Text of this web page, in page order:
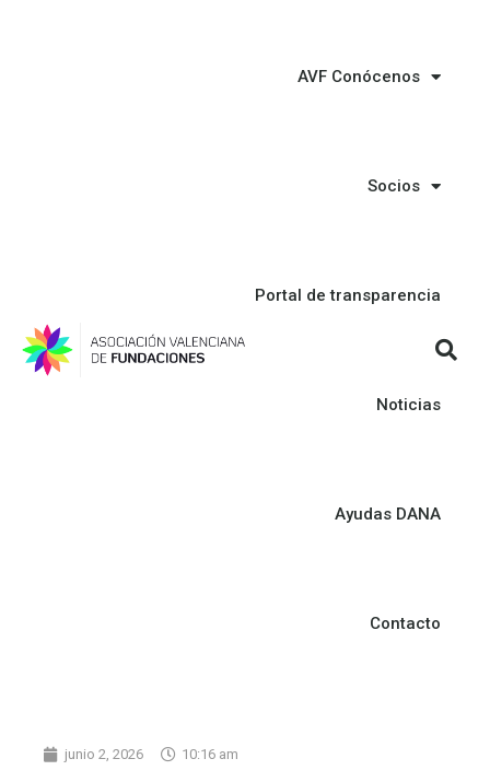
AVF Conócenos
Socios
Portal de transparencia
Noticias
Ayudas DANA
Contacto
junio 2, 2026 10:16 am